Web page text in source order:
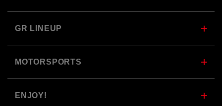
GR LINEUP
MOTORSPORTS
ENJOY!